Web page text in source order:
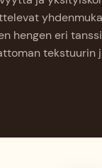
hengen eri
tekstuurin